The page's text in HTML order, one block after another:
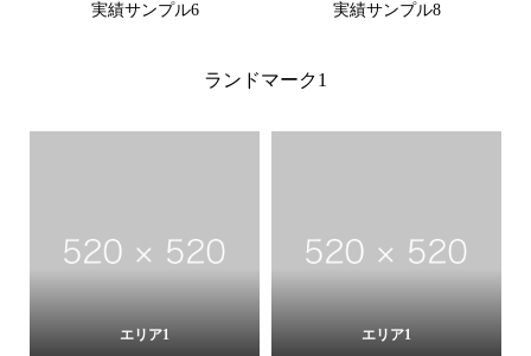
実績サンプル6 実績サンプル8
ランドマーク1
エリア1 エリア1